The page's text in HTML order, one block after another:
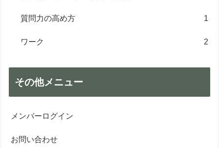
質問力の高め方 1
ワーク 2
その他メニュー
メンバーログイン
お問い合わせ